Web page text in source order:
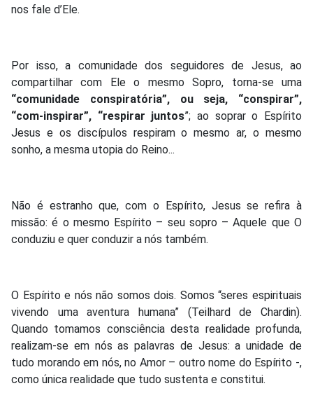
nos fale d’Ele.
Por isso, a comunidade dos seguidores de Jesus, ao
compartilhar com Ele o mesmo Sopro, torna-se uma
“comunidade conspiratória”, ou seja, “conspirar”,
“com-inspirar”, “respirar juntos”; ao soprar o Espírito
Jesus e os discípulos respiram o mesmo ar, o mesmo
sonho, a mesma utopia do Reino...
Não é estranho que, com o Espírito, Jesus se refira à
missão: é o mesmo Espírito – seu sopro – Aquele que O
conduziu e quer conduzir a nós também.
O Espírito e nós não somos dois. Somos “seres espirituais
vivendo uma aventura humana” (Teilhard de Chardin).
Quando tomamos consciência desta realidade profunda,
realizam-se em nós as palavras de Jesus: a unidade de
tudo morando em nós, no Amor – outro nome do Espírito -,
como única realidade que tudo sustenta e constitui.